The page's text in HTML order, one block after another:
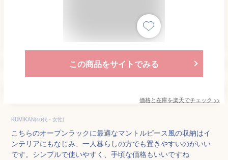
この商品をサイトでみる
価格と在庫を楽天でチェック >>
KUMIKAN(40代・女性)
こちらのオープンラックに最適なマントルピース風の収納はイ
ンテリアにもなじみ、一人暮らしの方でも置きやすいのがいい
です。シンプルで使いやすく、手頃な価格もいいですね